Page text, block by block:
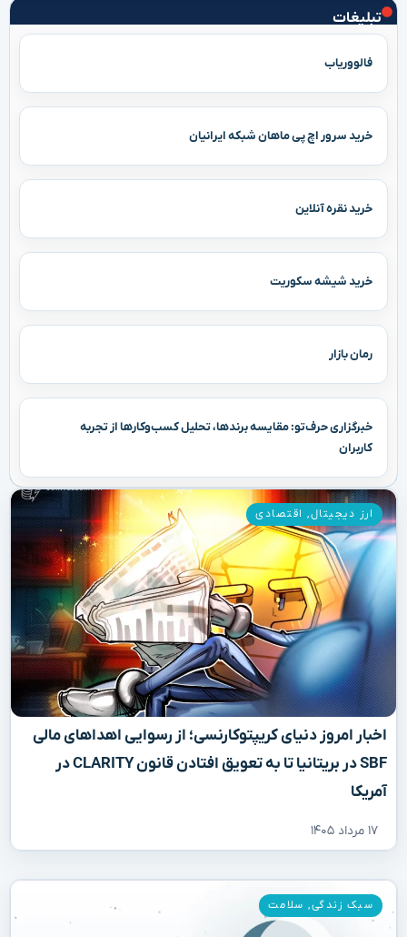
تبلیغات
فالووریاب
خرید سرور اچ پی ماهان شبکه ایرانیان
خرید نقره آنلاین
خرید شیشه سکوریت
رمان بازار
خبرگزاری حرف‌تو: مقایسه برندها، تحلیل کسب‌وکارها از تجربه
کاربران
اخبار امروز دنیای کریپتوکارنسی؛ از رسوایی اهداهای مالی
SBF در بریتانیا تا به تعویق افتادن قانون CLARITY در
آمریکا
۱۷ مرداد ۱۴۰۵
ارز دیجیتال, اقتصادی
سبک زندگی, سلامت